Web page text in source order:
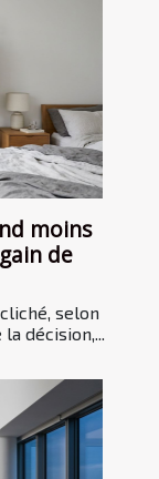
moins
de
cliché, selon
décision,...